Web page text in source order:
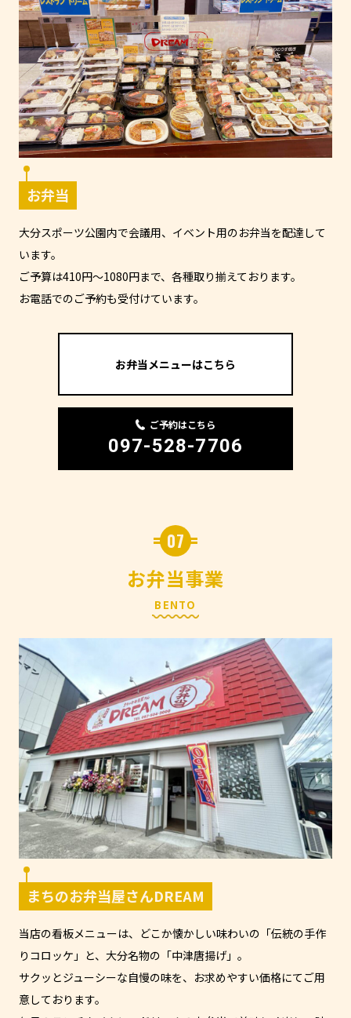
お弁当
大分スポーツ公園内で会議用、イベント用のお弁当を配達して
います。
ご予算は410円～1080円まで、各種取り揃えております。
お電話でのご予約も受付けています。
お弁当メニューはこちら
ご予約はこちら
097-528-7706
07
お弁当事業
BENTO
まちのお弁当屋さんDREAM
当店の看板メニューは、どこか懐かしい味わいの「伝統の手作
りコロッケ」と、大分名物の「中津唐揚げ」。
サクッとジューシーな自慢の味を、お求めやすい価格にてご用
意しております。